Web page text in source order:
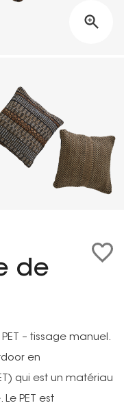
de
– tissage manuel.
en
qui est un matériau
PET est